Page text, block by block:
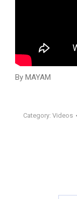
By MAYAM
Category: Videos